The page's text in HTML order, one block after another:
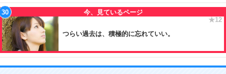
つらい過去は、積極的に忘れていい。